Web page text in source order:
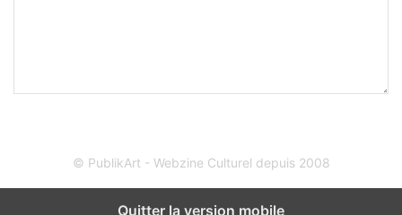
© PublikArt - Webzine Culturel depuis 2008
Quitter la version mobile